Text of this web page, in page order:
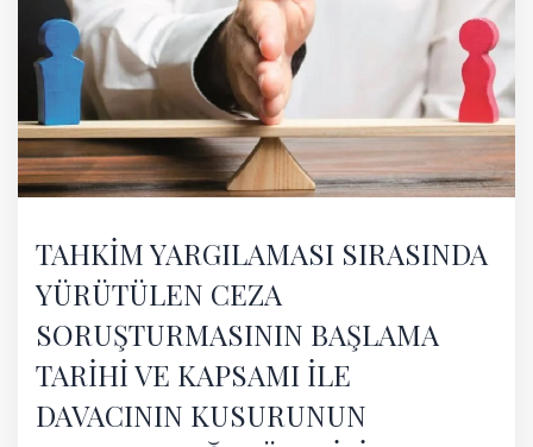
TAHKİM YARGILAMASI SIRASINDA
YÜRÜTÜLEN CEZA
SORUŞTURMASININ BAŞLAMA
TARİHİ VE KAPSAMI İLE
DAVACININ KUSURUNUN